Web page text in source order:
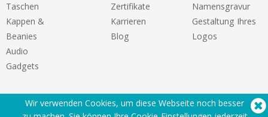
Taschen
Kappen &
Beanies
Audio
Gadgets
Zertifikate
Karrieren
Blog
Namensgravur
Gestaltung Ihres
Logos
Wir verwenden Cookies, um diese Webseite noch besser